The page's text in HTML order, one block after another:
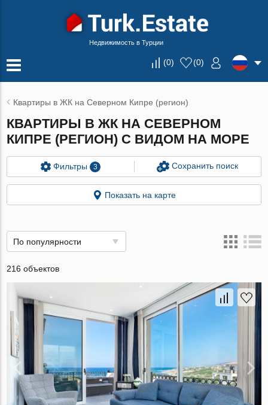
Недвижимость в Турции
(0) (0)
Квартиры в ЖК на Северном Кипре (регион)
КВАРТИРЫ В ЖК НА СЕВЕРНОМ
КИПРЕ (РЕГИОН) С ВИДОМ НА МОРЕ
Фильтры 3 Сохранить поиск
Показать на карте
По популярности
216 объектов